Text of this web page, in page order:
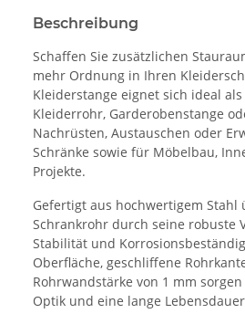
Beschreibung
Schaffen Sie zusätzlichen
mehr Ordnung in Ihren
Kleiderstange eignet sich ideal
Kleiderrohr, Garderobenstange
Nachrüsten, Austauschen oder
Schränke sowie für Möbelbau,
Projekte.
Gefertigt aus hochwertigem Stahl
Schrankrohr durch seine robuste
Stabilität und
Oberfläche, geschliffene
Rohrwandstärke von 1 mm
Optik und eine lange